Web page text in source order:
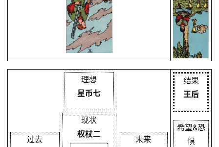
理想
星币七
过去
现状
权杖二
未来
结果
王后
希望&恐
惧